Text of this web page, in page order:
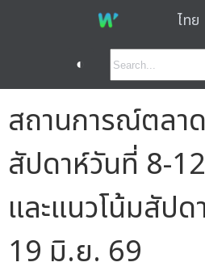
ไทย
◐
สถานการณ์ตลา
สัปดาห์วันที่ 8-
และแนวโน้มสัป
19 มิ.ย. 69